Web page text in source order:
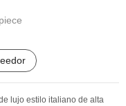
lujo estilo italiano de alta